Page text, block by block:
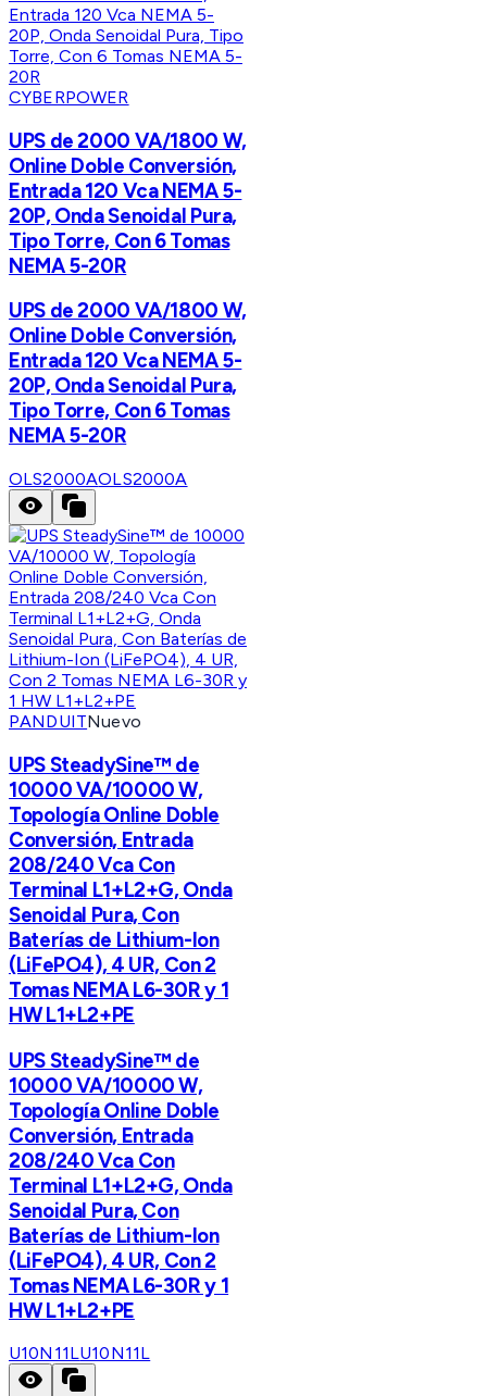
CYBERPOWER
UPS de 2000 VA/1800 W,
Online Doble Conversión,
Entrada 120 Vca NEMA 5-
20P, Onda Senoidal Pura,
Tipo Torre, Con 6 Tomas
NEMA 5-20R
UPS de 2000 VA/1800 W,
Online Doble Conversión,
Entrada 120 Vca NEMA 5-
20P, Onda Senoidal Pura,
Tipo Torre, Con 6 Tomas
NEMA 5-20R
OLS2000AOLS2000A
PANDUITNuevo
UPS SteadySine™ de
10000 VA/10000 W,
Topología Online Doble
Conversión, Entrada
208/240 Vca Con
Terminal L1+L2+G, Onda
Senoidal Pura, Con
Baterías de Lithium-Ion
(LiFePO4), 4 UR, Con 2
Tomas NEMA L6-30R y 1
HW L1+L2+PE
UPS SteadySine™ de
10000 VA/10000 W,
Topología Online Doble
Conversión, Entrada
208/240 Vca Con
Terminal L1+L2+G, Onda
Senoidal Pura, Con
Baterías de Lithium-Ion
(LiFePO4), 4 UR, Con 2
Tomas NEMA L6-30R y 1
HW L1+L2+PE
U10N11LU10N11L